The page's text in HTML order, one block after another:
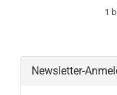
1
Newsletter-